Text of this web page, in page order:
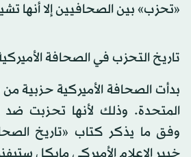
«تحزب» بين الصحافيين إلا أنها
تاريخ التحزب في الصحافة
بدأت الصحافة الأميركية حزبية
المتحدة. وذلك لأنها تحزبت ضد
وفق ما يذكر كتاب «تاريخ